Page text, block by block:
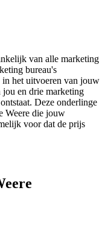
van alle marketing
bureau's
het uitvoeren van jouw
jou en drie marketing
Deze onderlinge
Weere die jouw
voor dat de prijs